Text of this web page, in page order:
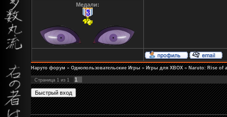
Медали:
Наруто форум » Однопользовательские Игры » Игры для XBOX » Naruto: Rise of
Страница 1 из 1 1